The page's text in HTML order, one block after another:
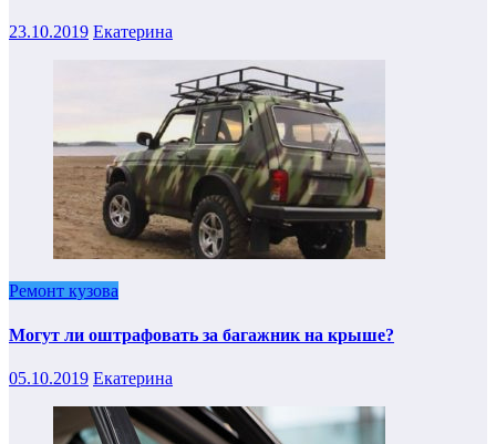
23.10.2019 Екатерина
Ремонт кузова
Могут ли оштрафовать за багажник на крыше?
05.10.2019 Екатерина